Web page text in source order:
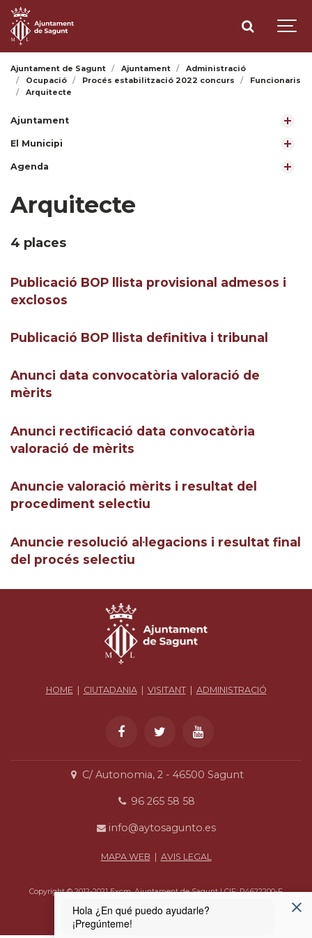
Ajuntament de Sagunt Ajuntament
Administració
Ocupació
Procés estabilització 2022 concurs
Funcionaris
Arquitecte
Ajuntament
El Municipi
Agenda
Arquitecte
4 places
Publicació BOP llista provisional admesos i
exclosos
Publicació BOP llista definitiva i tribunal
Anunci data convocatòria valoració de
mèrits
Anunci rectificació data convocatòria
valoració de mèrits
Anuncie valoració mèrits i resultat del
procediment selectiu
Anuncie resolució al·legacions i resultat final
del procés selectiu
HOME| CIUTADANIA| VISITANT| ADMINISTRACIÓ
C/ Autonomia, 2 - 46500 Sagunt
96 265 58 58
info@aytosagunto.es
MAPA WEB AVIS LEGAL
Copyright © 2012-2021 Excm. Ajuntament de Sagunt | CIF: P4622200-F